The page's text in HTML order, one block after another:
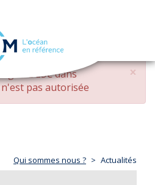
navigation
×
DESCdans
pas autorisée
Qui sommes nous ? Actualités